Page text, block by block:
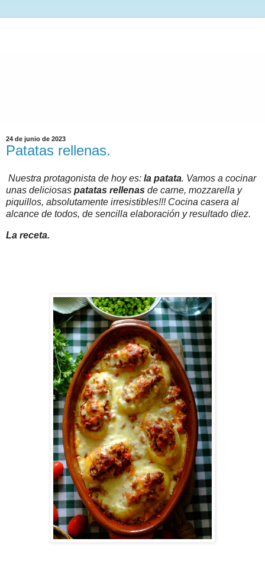
24 de junio de 2023
Patatas rellenas.
Nuestra protagonista de hoy es: la patata. Vamos a cocinar
unas deliciosas patatas rellenas de carne, mozzarella y
piquillos, absolutamente irresistibles!!! Cocina casera al
alcance de todos, de sencilla elaboración y resultado diez.
La receta.